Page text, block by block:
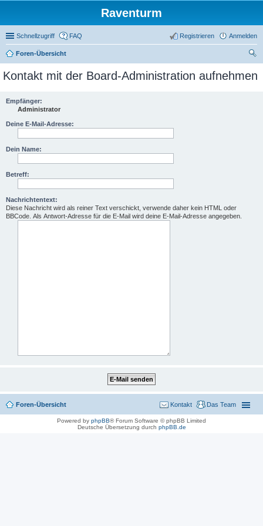
Raventurm
Schnellzugriff FAQ Anmelden
Registrieren
Foren-Übersicht
he
Kontakt mit der Board-Administration aufnehmen
Empfänger:
Administrator
Deine E-Mail-Adresse:
Dein Name:
Betreff:
Nachrichtentext:
Diese Nachricht wird als reiner Text verschickt, verwende daher kein HTML oder
BBCode. Als Antwort-Adresse für die E-Mail wird deine E-Mail-Adresse angegeben.
Foren-Übersicht Das Team
Kontakt
Powered by phpBB® Forum Software © phpBB Limited
Deutsche Übersetzung durch phpBB.de